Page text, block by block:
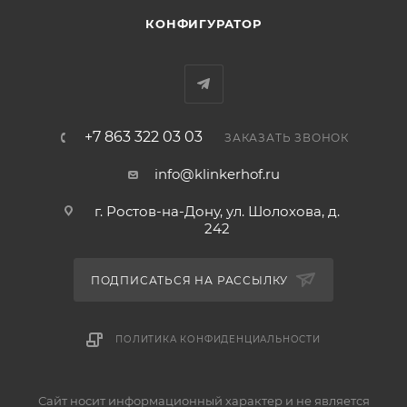
КОНФИГУРАТОР
+7 863 322 03 03 ЗАКАЗАТЬ ЗВОНОК
info@klinkerhof.ru
г. Ростов-на-Дону, ул. Шолохова, д.
242
ПОДПИСАТЬСЯ НА РАССЫЛКУ
ПОЛИТИКА КОНФИДЕНЦИАЛЬНОСТИ
Сайт носит информационный характер и не является